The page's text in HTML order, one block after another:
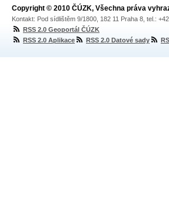
Copyright © 2010 ČÚZK, Všechna práva
Kontakt: Pod sídlištěm 9/1800, 182 11 Praha 8, tel.:
RSS 2.0 Geoportál ČÚZK
RSS 2.0 Aplikace
RSS 2.0 Datové sady